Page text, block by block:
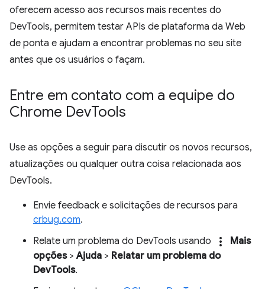
oferecem acesso aos recursos mais recentes do
DevTools, permitem testar APIs de plataforma da Web
de ponta e ajudam a encontrar problemas no seu site
antes que os usuários o façam.
Entre em contato com a equipe do
Chrome DevTools
Use as opções a seguir para discutir os novos recursos,
atualizações ou qualquer outra coisa relacionada aos
DevTools.
Envie feedback e solicitações de recursos para
crbug.com.
Relate um problema do DevTools usando
more_vert
Mais
opções>Ajuda > Relatar um problema do
DevTools.